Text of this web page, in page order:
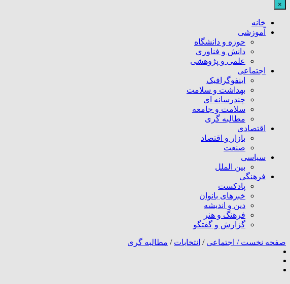
×
خانه
آموزشی
حوزه و دانشگاه
دانش و فناوری
علمی و پژوهشی
اجتماعی
اینفوگرافیک
بهداشت و سلامت
چندرسانه ای
سلامت و جامعه
مطالبه گری
اقتصادی
بازار و اقتصاد
صنعت
سیاسی
بین الملل
فرهنگی
پادکست
خبرهای بانوان
دین و اندیشه
فرهنگ و هنر
گزارش و گفتگو
صفحه نخست / اجتماعی / انتخابات / مطالبه گری